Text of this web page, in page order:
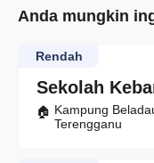
Anda mungkin
Sekolah
Rendah
Kampung
Terengganu